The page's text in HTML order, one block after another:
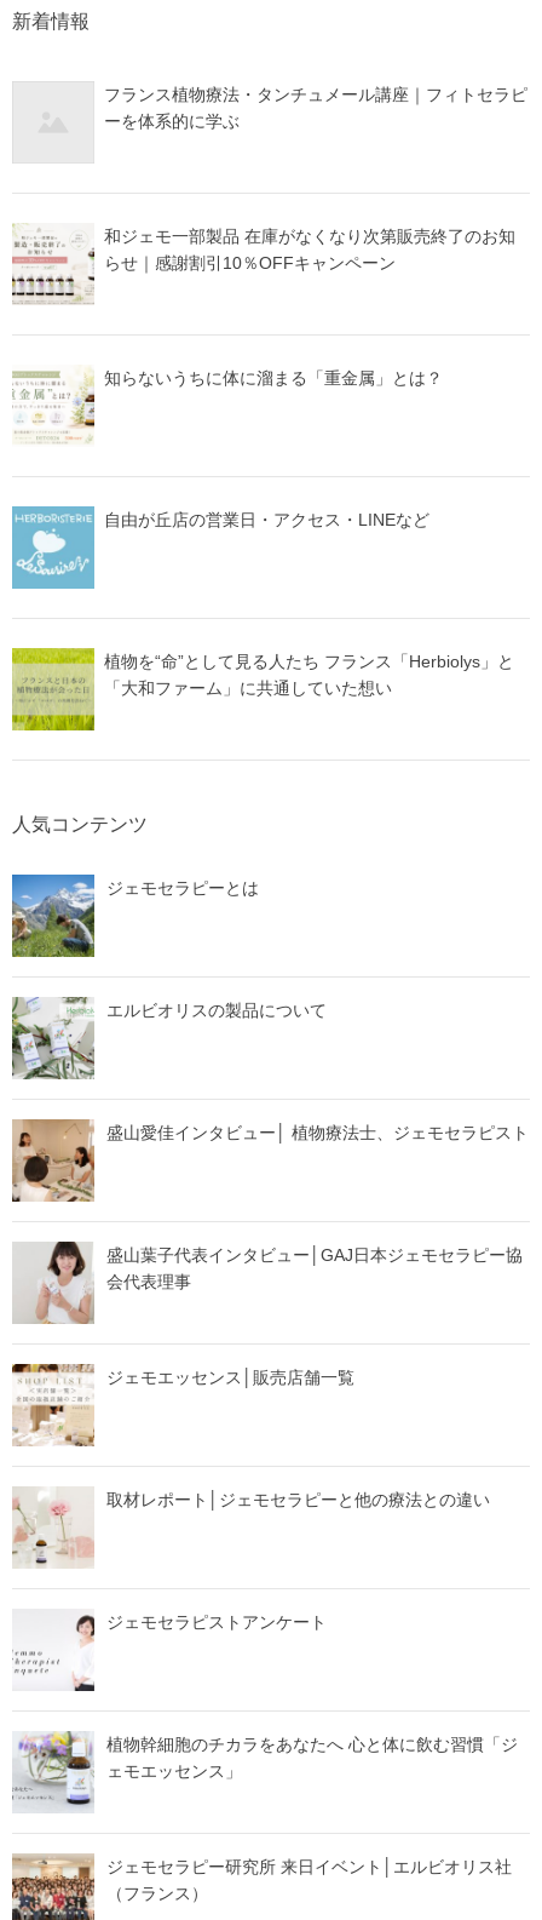
新着情報
フランス植物療法・タンチュメール講座｜フィトセラピ
ーを体系的に学ぶ
和ジェモ一部製品 在庫がなくなり次第販売終了のお知
らせ｜感謝割引10％OFFキャンペーン
知らないうちに体に溜まる「重金属」とは？
自由が丘店の営業日・アクセス・LINEなど
植物を“命”として見る人たち フランス「Herbiolys」と
「大和ファーム」に共通していた想い
人気コンテンツ
ジェモセラピーとは
エルビオリスの製品について
盛山愛佳インタビュー│ 植物療法士、ジェモセラピスト
盛山葉子代表インタビュー│GAJ日本ジェモセラピー協
会代表理事
ジェモエッセンス│販売店舗一覧
取材レポート│ジェモセラピーと他の療法との違い
ジェモセラピストアンケート
植物幹細胞のチカラをあなたへ 心と体に飲む習慣「ジ
ェモエッセンス」
ジェモセラピー研究所 来日イベント│エルビオリス社
（フランス）